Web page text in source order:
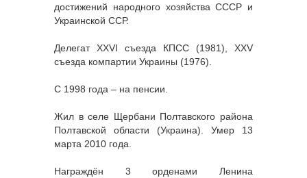
достижений народного хозяйства СССР и
Украинской ССР.
Делегат XXVІ съезда КПСС (1981), XXV
съезда компартии Украины (1976).
С 1998 года – на пенсии.
Жил в селе Щербани Полтавского района
Полтавской области (Украина). Умер 13
марта 2010 года.
Награждён 3 орденами Ленина